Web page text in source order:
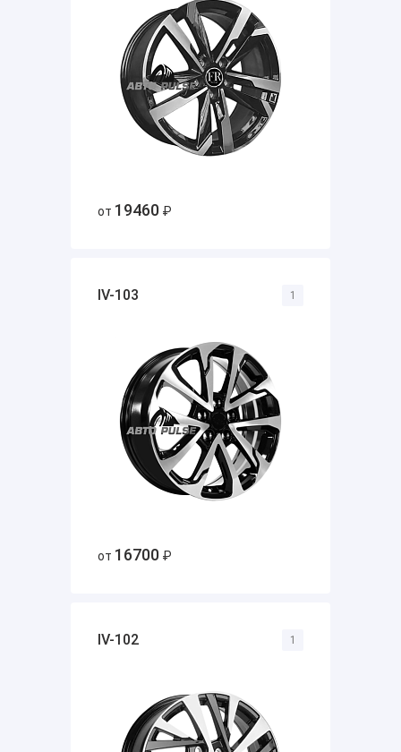
от 19460 ₽
IV-103
от 16700 ₽
1
IV-102 1